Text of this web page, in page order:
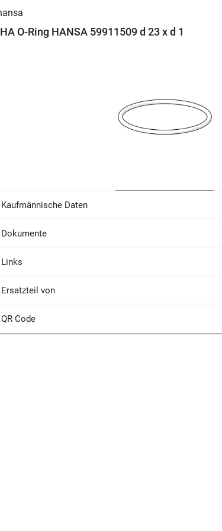
HA O-Ring HANSA 59911509 d 23 x d 1
Kaufmännische Daten
Dokumente
Links
Ersatzteil von
QR Code